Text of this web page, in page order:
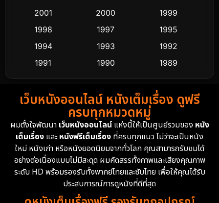
Dance เต้น
Detective สืบสวน
Detective สืบสวน
Disney+ 4
Documentary สารคดี 94
Drama ดราม่า
2001
2000
1999
1998
1997
1995
1994
1993
1992
1991
1990
1989
1988
1986
1985
1983
1982
1981
1974
1962
เว็บหนังออนไลน์ หนังเต็มเรื่อง ดูฟรี
ครบทุกหมวดหมู่
ผมตั้งใจพัฒนา เว็บหนังออนไลน์แห่งนี้ให้เป็นศูนย์รวมของ หนัง
เต็มเรื่อง และหนังฟรีเต็มเรื่อง ที่ครบทุกแนว ไม่ว่าจะเป็นหนัง
ใหม่ หนังเก่า หรือหนังยอดนิยมจากทั่วโลก คุณสามารถรับชมได้
อย่างต่อเนื่องแบบไม่มีสะดุด ผมคัดสรรทั้งภาพและเสียงคุณภาพ
ระดับ HD พร้อมรองรับทั้งพากย์ไทยและซับไทย เพื่อให้คุณได้รับ
ประสบการณ์การดูหนังที่ดีที่สุด